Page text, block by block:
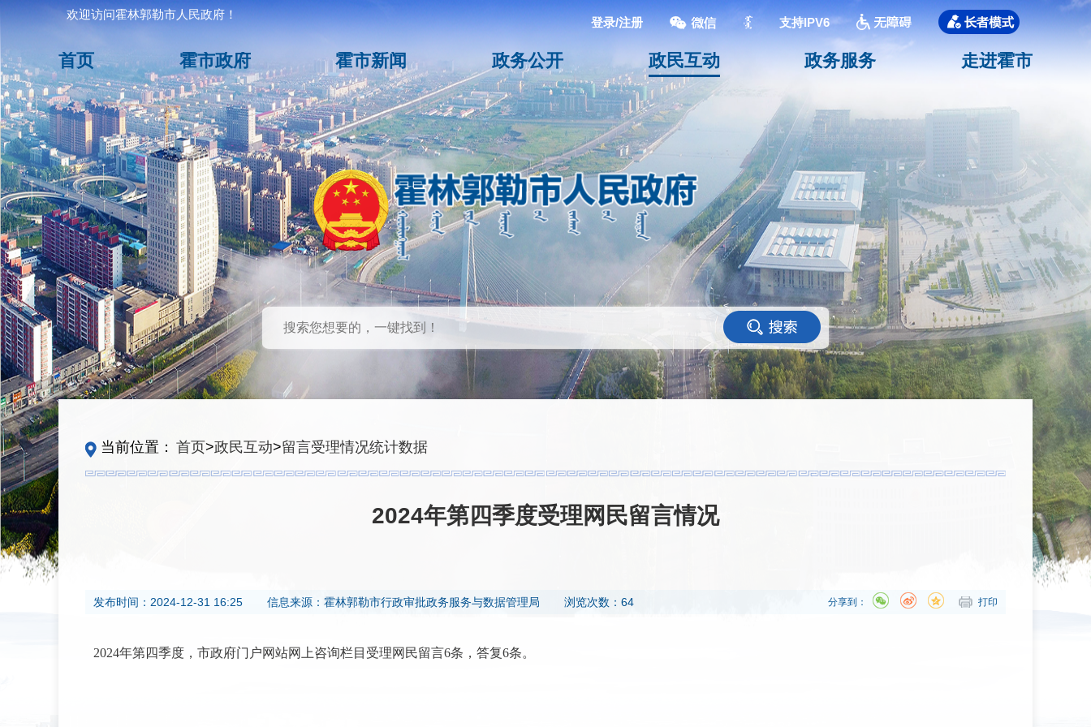
欢迎访问霍林郭勒市人民政府！
登录/注册 支持IPV6
首页 霍市政府 霍市新闻 政务公开 政民互动 政务服务 走进霍市
<
当前位置： 首页>政民互动>留言受理情况统计数据
2024年第四季度受理网民留言情况
发布时间： 2024-12-31 16:25 信息来源： 霍林郭勒市行政审批政务服务与数据管理局 浏览次数：64 打印
分享到：
2024年第四季度，市政府门户网站网上咨询栏目受理网民留言6条，答复6条。